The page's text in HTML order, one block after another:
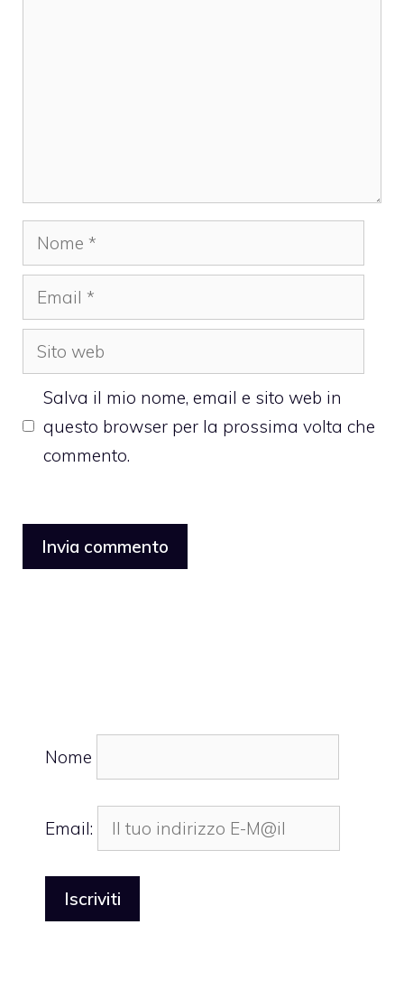
Nome
Email
Sito
web
Salva il mio nome, email e sito web in
questo browser per la prossima volta che
commento.
Nome
Email: